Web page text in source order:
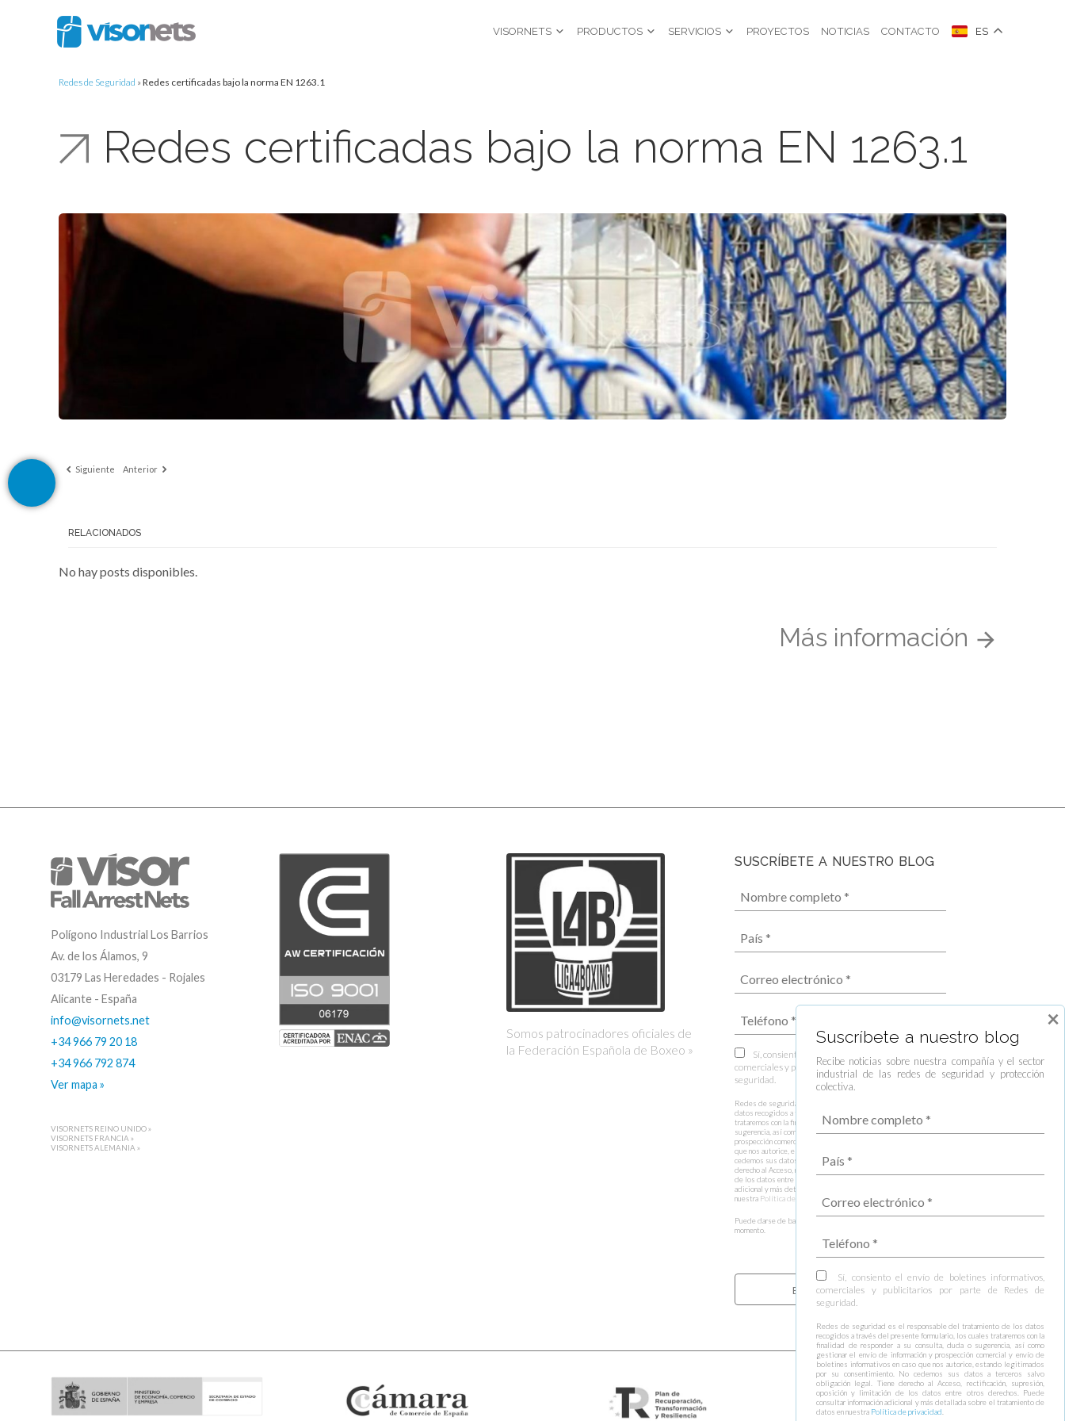
VISORNETS PRODUCTOS SERVICIOS PROYECTOS NOTICIAS CONTACTO ES
Redes de Seguridad »Redes certificadas bajo la norma EN 1263.1
Redes certificadas bajo la norma EN 1263.1
Siguiente Anterior
RELACIONADOS
No hay posts disponibles.
Más información
Polígono Industrial Los Barrios
Av. de los Álamos, 9
03179 Las Heredades - Rojales
Alicante - España
info@visornets.net
+34 966 79 20 18
+34 966 792 874
Ver mapa »
VISORNETS REINO UNIDO »
VISORNETS FRANCIA »
VISORNETS ALEMANIA »
Somos patrocinadores oficiales de
la Federación Española de Boxeo »
SUSCRÍBETE A NUESTRO BLOG
Sí, consiento el envío de boletines informativos,
comerciales y publicitarios por parte de Redes de
seguridad.
Redes de seguridad es el responsable del tratamiento de los
datos recogidos a través del presente formulario, los cuales
trataremos con la finalidad de responder a su consulta, duda o
sugerencia, así como gestionar el envío de información y
prospección comercial y envío de boletines informativos en caso
que nos autorice, estando legitimados por su consentimiento. No
cedemos sus datos a terceros salvo obligación legal. Tiene
derecho al Acceso, rectificación, supresión, oposición y limitación
de los datos entre otros derechos. Puede consultar información
adicional y más detallada sobre el tratamiento de datos en
nuestra Política de privacidad
Puede darse de baja de estas comunicaciones en cualquier
momento.
Suscríbete a nuestro blog
Recibe noticias sobre nuestra compañía y el sector
industrial de las redes de seguridad y protección
colectiva.
Sí, consiento el envío de boletines informativos,
comerciales y publicitarios por parte de Redes de
seguridad.
Redes de seguridad es el responsable del tratamiento de los datos
recogidos a través del presente formulario, los cuales trataremos con la
finalidad de responder a su consulta, duda o sugerencia, así como
gestionar el envío de información y prospección comercial y envío de
boletines informativos en caso que nos autorice, estando legitimados
por su consentimiento. No cedemos sus datos a terceros salvo
obligación legal. Tiene derecho al Acceso, rectificación, supresión,
oposición y limitación de los datos entre otros derechos. Puede
consultar información adicional y más detallada sobre el tratamiento de
datos en nuestra Política de privacidad
×